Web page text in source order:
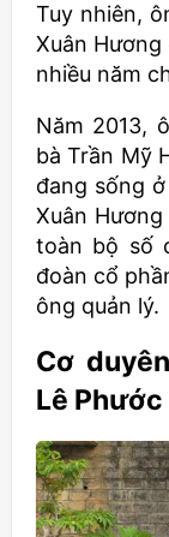
Tuy nhiên,
Xuân
nhiều năm
Năm 2013,
bà Trần Mỹ
đang sống
Xuân
toàn bộ số
đoàn cổ
ông quản lý.
Cơ
Lê Phước